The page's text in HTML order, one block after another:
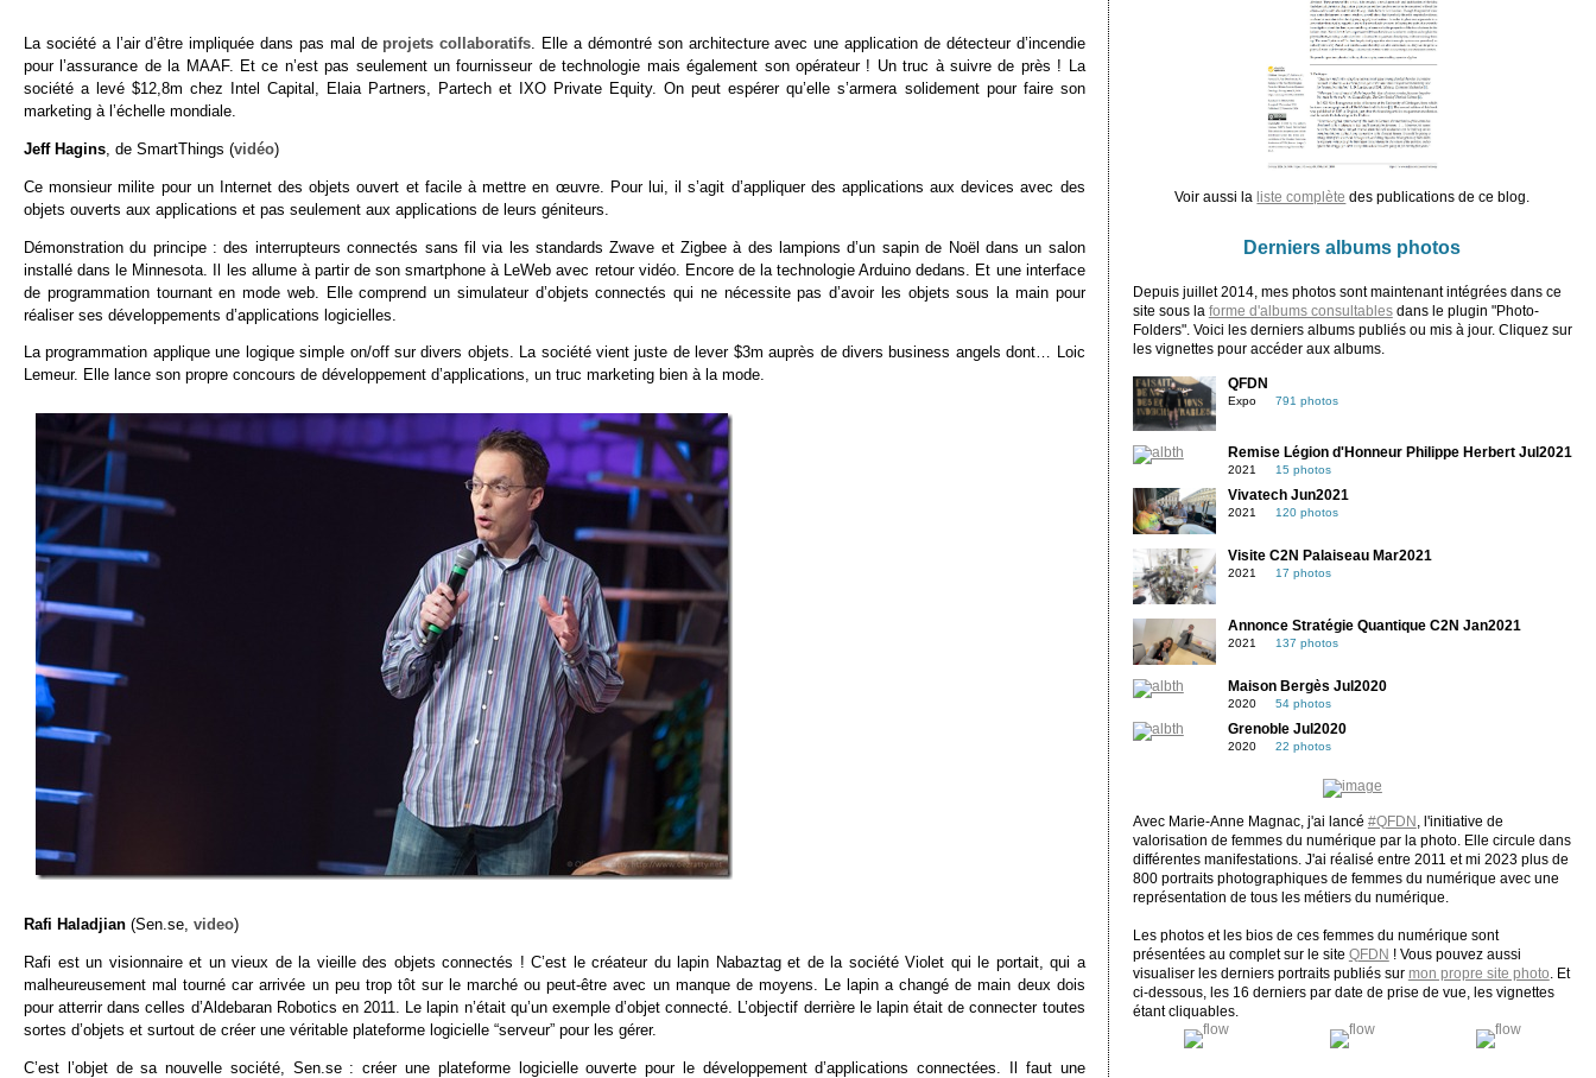
La société a l’air d’être impliquée dans pas mal de projets collaboratifs. Elle a démontré son architecture avec une application de détecteur d’incendie
pour l’assurance de la MAAF. Et ce n’est pas seulement un fournisseur de technologie mais également son opérateur ! Un truc à suivre de près ! La
société a levé $12,8m chez Intel Capital, Elaia Partners, Partech et IXO Private Equity. On peut espérer qu’elle s’armera solidement pour faire son
marketing à l’échelle mondiale.
Jeff Hagins , de SmartThings (vidéo)
Ce monsieur milite pour un Internet des objets ouvert et facile à mettre en œuvre. Pour lui, il s’agit d’appliquer des applications aux devices avec des
objets ouverts aux applications et pas seulement aux applications de leurs géniteurs.
Démonstration du principe : des interrupteurs connectés sans fil via les standards Zwave et Zigbee à des lampions d’un sapin de Noël dans un salon
installé dans le Minnesota. Il les allume à partir de son smartphone à LeWeb avec retour vidéo. Encore de la technologie Arduino dedans. Et une interface
de programmation tournant en mode web. Elle comprend un simulateur d’objets connectés qui ne nécessite pas d’avoir les objets sous la main pour
réaliser ses développements d’applications logicielles.
La programmation applique une logique simple on/off sur divers objets. La société vient juste de lever $3m auprès de divers business angels dont… Loic
Lemeur. Elle lance son propre concours de développement d’applications, un truc marketing bien à la mode.
Rafi Haladjian (Sen.se, video)
Rafi est un visionnaire et un vieux de la vieille des objets connectés ! C’est le créateur du lapin Nabaztag et de la société Violet qui le portait, qui a
malheureusement mal tourné car arrivée un peu trop tôt sur le marché ou peut-être avec un manque de moyens. Le lapin a changé de main deux dois
pour atterrir dans celles d’Aldebaran Robotics en 2011. Le lapin n’était qu’un exemple d’objet connecté. L’objectif derrière le lapin était de connecter toutes
sortes d’objets et surtout de créer une véritable plateforme logicielle “serveur” pour les gérer.
C’est l’objet de sa nouvelle société, Sen.se : créer une plateforme logicielle ouverte pour le développement d’applications connectées. Il faut une
Voir aussi la liste complète des publications de ce blog.
Derniers albums photos
Depuis juillet 2014, mes photos sont maintenant intégrées dans ce
site sous la forme d'albums consultablesdans le plugin "Photo-
Folders". Voici les derniers albums publiés ou mis à jour. Cliquez sur
les vignettes pour accéder aux albums.
QFDN
Expo 791 photos
Remise Légion d'Honneur Philippe Herbert Jul2021
2021 15 photos
Vivatech Jun2021
2021 120 photos
Visite C2N Palaiseau Mar2021
2021 17 photos
Annonce Stratégie Quantique C2N Jan2021
2021 137 photos
Maison Bergès Jul2020
2020 54 photos
Grenoble Jul2020
2020 22 photos
Avec Marie-Anne Magnac, j'ai lancé #QFDN , l'initiative de
valorisation de femmes du numérique par la photo. Elle circule dans
différentes manifestations. J'ai réalisé entre 2011 et mi 2023 plus de
800 portraits photographiques de femmes du numérique avec une
représentation de tous les métiers du numérique.
Les photos et les bios de ces femmes du numérique sont
présentées au complet sur le site QFDN ! Vous pouvez aussi
visualiser les derniers portraits publiés sur mon propre site photo. Et
ci-dessous, les 16 derniers par date de prise de vue, les vignettes
étant cliquables.